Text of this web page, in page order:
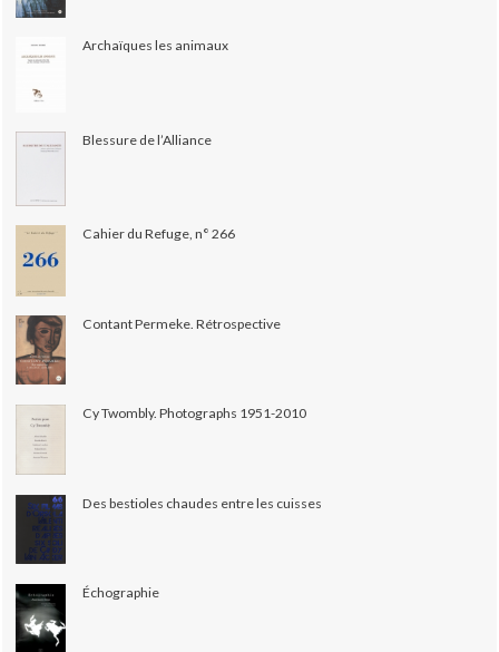
Archaïques les animaux
Blessure de l’Alliance
Cahier du Refuge, n° 266
Contant Permeke. Rétrospective
Cy Twombly. Photographs 1951-2010
Des bestioles chaudes entre les cuisses
Échographie